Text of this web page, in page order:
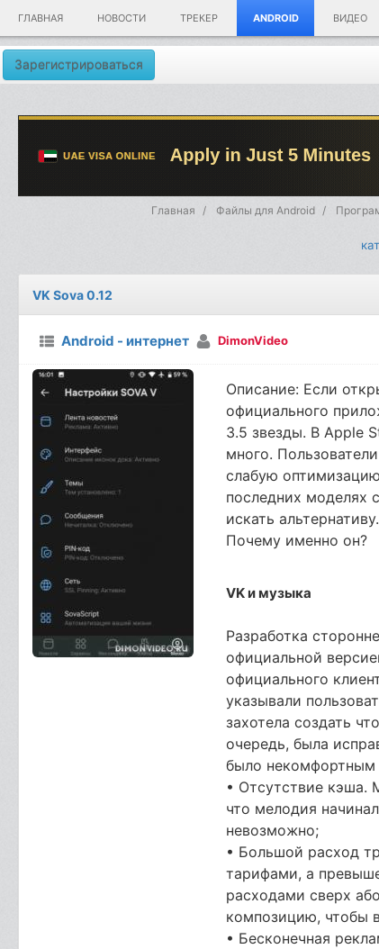
ГЛАВНАЯ НОВОСТИ ТРЕКЕР ANDROID ВИДЕО
Зарегистрироваться
Главная Файлы для Android
VK Sova 0.12
Android - интернет DimonVideo
Описание: Если
официального
3.5 звезды. В Apple
много.
слабую
последних моделях
искать
Почему именно он?
VK и музыка
Разработка
официальной
официального
указывали
захотела создать
очередь, была
было
• Отсутствие кэша.
что мелодия
невозможно;
• Большой расход
тарифами, а
расходами сверх
композицию, чтобы
• Бесконечная